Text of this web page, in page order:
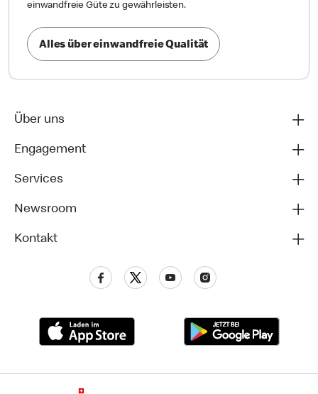
einwandfreie Güte zu gewährleisten.
Alles über einwandfreie Qualität
Über uns
Engagement
Services
Newsroom
Kontakt